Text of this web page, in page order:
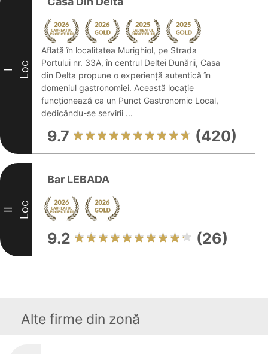
I Loc
Aflată în localitatea Murighiol, pe Strada
Portului nr. 33A, în centrul Deltei Dunării, Casa
din Delta propune o experiență autentică în
domeniul gastronomiei. Această locație
funcționează ca un Punct Gastronomic Local,
dedicându-se servirii ...
9.7 (420)
II Loc
Bar LEBADA
9.2 (26)
Alte firme din zonă